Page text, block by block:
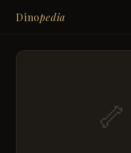
Dinopedia
🦴